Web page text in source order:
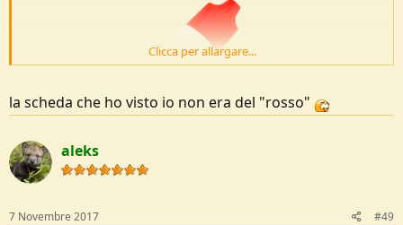
Clicca per allargare...
la scheda che ho visto io non era del "rosso"
aleks
7 Novembre 2017 #49